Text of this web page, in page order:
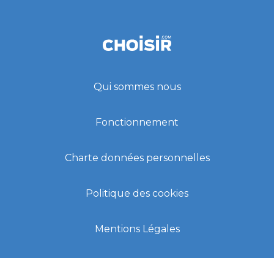
Qui sommes nous
Fonctionnement
Charte données personnelles
Politique des cookies
Mentions Légales